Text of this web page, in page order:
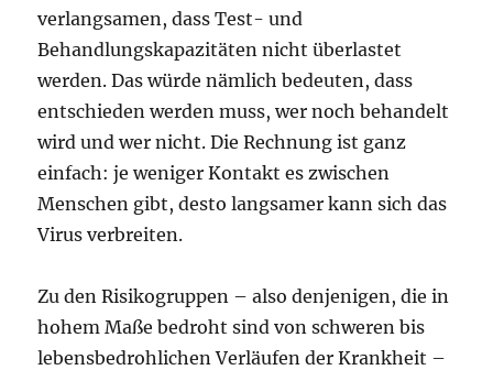
verlangsamen, dass Test- und
Behandlungskapazitäten nicht überlastet
werden. Das würde nämlich bedeuten, dass
entschieden werden muss, wer noch behandelt
wird und wer nicht. Die Rechnung ist ganz
einfach: je weniger Kontakt es zwischen
Menschen gibt, desto langsamer kann sich das
Virus verbreiten.
Zu den Risikogruppen – also denjenigen, die in
hohem Maße bedroht sind von schweren bis
lebensbedrohlichen Verläufen der Krankheit –